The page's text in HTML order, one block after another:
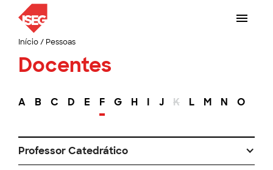
Início/ Pessoas
Docentes
A B C D E F G H I J K L M N O
Professor Catedrático